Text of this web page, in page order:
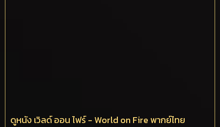
ดูหนัง เวิลด์ ออน ไฟร์ - World on Fire พากย์ไทย